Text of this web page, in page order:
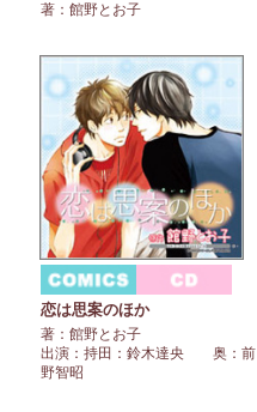
著：館野とお子
恋は思案のほか
著：館野とお子
出演：持田：鈴木達央 奥：前
野智昭